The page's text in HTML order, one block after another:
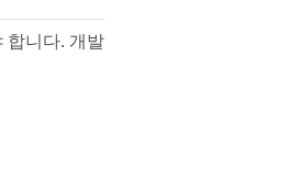
합니다. 개발